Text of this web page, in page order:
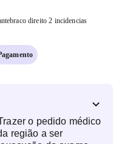
direito 2 incidencias
o pedido médico
região a ser